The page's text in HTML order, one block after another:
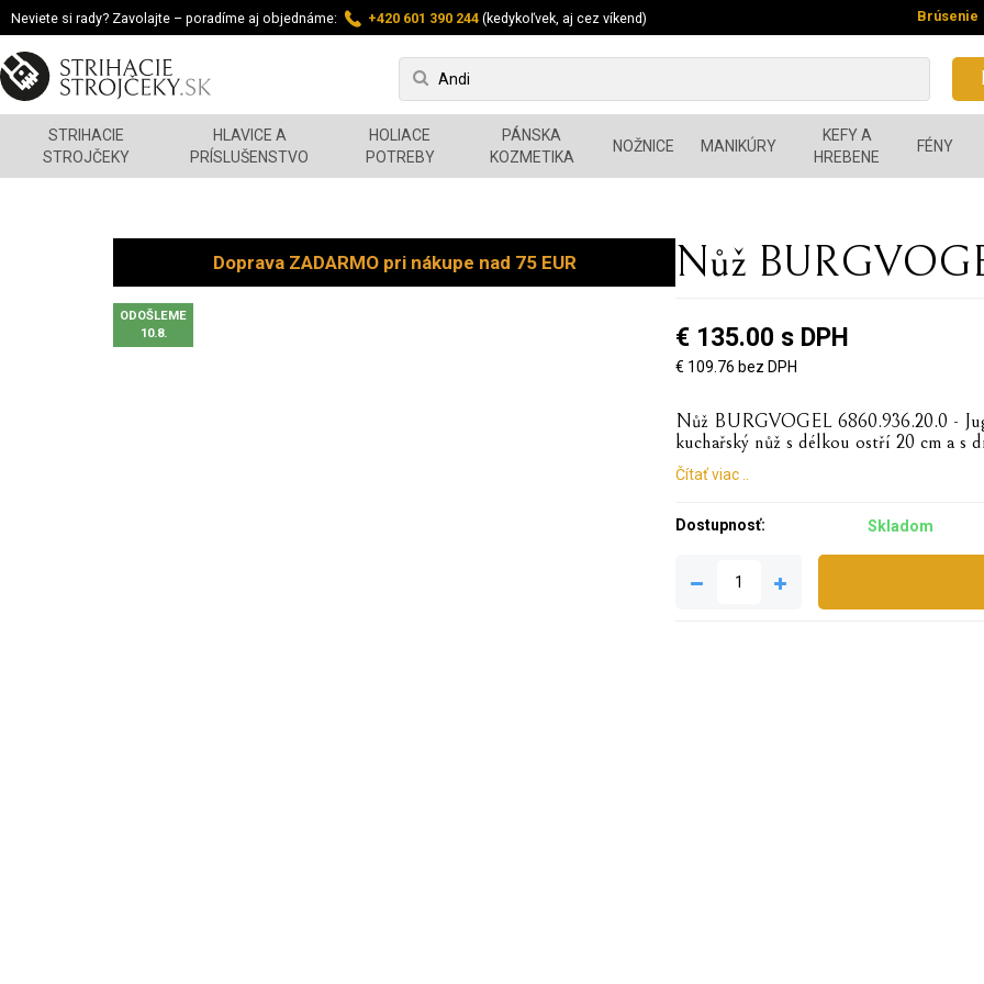
Neviete si rady? Zavolajte – poradíme aj objednáme: +420 601 390 244 (kedykoľvek, aj cez víkend) Brúsenie
STRIHACIE
STROJČEKY
HLAVICE A
PRÍSLUŠENSTVO
HOLIACE
POTREBY
PÁNSKA
KOZMETIKA
NOŽNICE MANIKÚRY
KEFY A
HREBENE
FÉNY
Doprava ZADARMO pri nákupe nad 75 EUR
ODOŠLEME
10.8.
Nůž
€ 135.00 s DPH
€ 109.76 bez DPH
Nůž BURGVOGEL 6860.936.20.0 -
kuchařský nůž s délkou ostří 20 cm a s
Čítať viac ..
Dostupnosť: Skladom